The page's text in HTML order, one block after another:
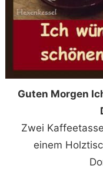
Guten Morgen
Zwei
einem